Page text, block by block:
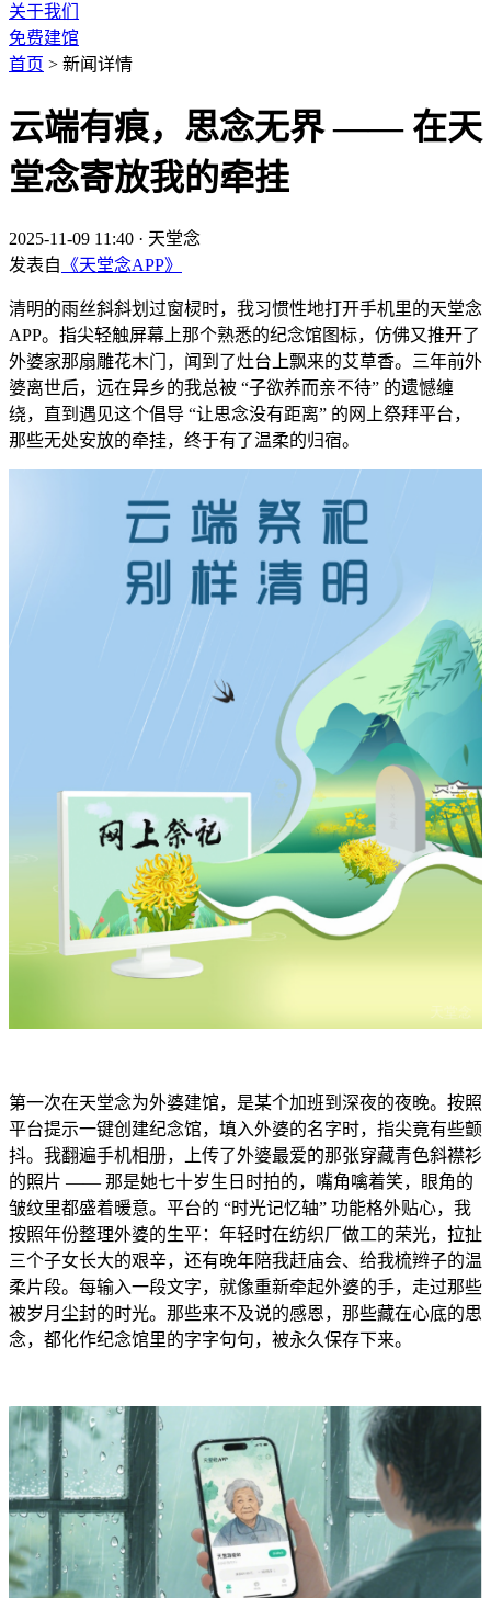
关于我们
免费建馆
首页 > 新闻详情
云端有痕，思念无界 —— 在天
堂念寄放我的牵挂
2025-11-09 11:40 · 天堂念
发表自 《天堂念APP》
清明的雨丝斜斜划过窗棂时，我习惯性地打开手机里的天堂念
APP。指尖轻触屏幕上那个熟悉的纪念馆图标，仿佛又推开了
外婆家那扇雕花木门，闻到了灶台上飘来的艾草香。三年前外
婆离世后，远在异乡的我总被 “子欲养而亲不待” 的遗憾缠
绕，直到遇见这个倡导 “让思念没有距离” 的网上祭拜平台，
那些无处安放的牵挂，终于有了温柔的归宿。
第一次在天堂念为外婆建馆，是某个加班到深夜的夜晚。按照
平台提示一键创建纪念馆，填入外婆的名字时，指尖竟有些颤
抖。我翻遍手机相册，上传了外婆最爱的那张穿藏青色斜襟衫
的照片 —— 那是她七十岁生日时拍的，嘴角噙着笑，眼角的
皱纹里都盛着暖意。平台的 “时光记忆轴” 功能格外贴心，我
按照年份整理外婆的生平：年轻时在纺织厂做工的荣光，拉扯
三个子女长大的艰辛，还有晚年陪我赶庙会、给我梳辫子的温
柔片段。每输入一段文字，就像重新牵起外婆的手，走过那些
被岁月尘封的时光。那些来不及说的感恩，那些藏在心底的思
念，都化作纪念馆里的字字句句，被永久保存下来。